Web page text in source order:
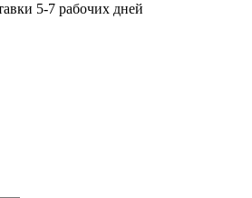
5-7 рабочих дней